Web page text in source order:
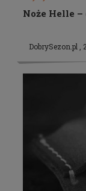
Noże Helle
DobrySezon.pl ,